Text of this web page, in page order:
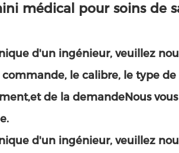
médical pour soins de
d'un ingénieur, veuillez
le calibre, le type de
de la demandeNous
d'un ingénieur, veuillez